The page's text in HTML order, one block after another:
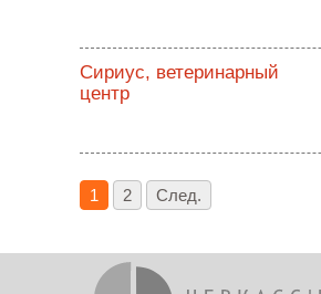
Сириус, ветеринарный
центр
1 2 След.